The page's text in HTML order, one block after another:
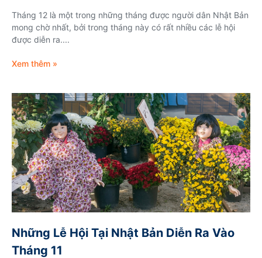
Tháng 12 là một trong những tháng được người dân Nhật Bản
mong chờ nhất, bởi trong tháng này có rất nhiều các lễ hội
được diễn ra....
Xem thêm »
Những Lễ Hội Tại Nhật Bản Diễn Ra Vào
Tháng 11